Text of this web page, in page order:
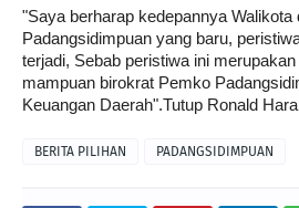
"Saya berharap kedepannya Walikota
Padangsidimpuan yang baru,
terjadi, Sebab peristiwa ini
mampuan birokrat Pemko
Keuangan Daerah".Tutup Ronald
BERITA PILIHAN PADANGSIDIMPUAN